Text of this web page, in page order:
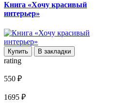
Книга «Хочу красивый
интерьер»
Купить В закладки
rating
550 ₽
1695 ₽